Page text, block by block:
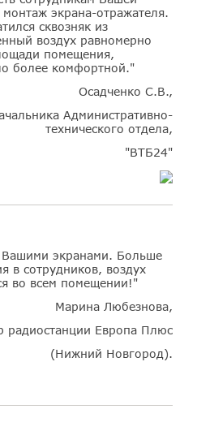
экрана-отражателя.
сквозняк из
воздух равномерно
помещения,
более комфортной."
Осадченко С.В.,
Административно-
технического отдела,
"ВТБ24"
Вашими экранами. Больше
в сотрудников, воздух
во всем помещении!"
Марина Любезнова,
радиостанции Европа Плюс
(Нижний Новгород).